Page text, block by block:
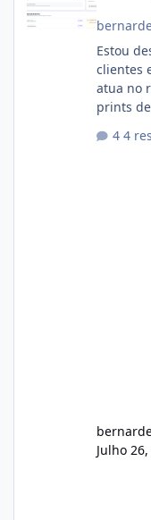
Estou
clientes
atua no
prints
com
4
Julho